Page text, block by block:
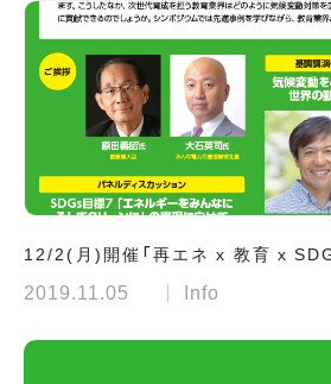
12/2(月)開催「再エネ x 教育 x
2019.11.05 Info